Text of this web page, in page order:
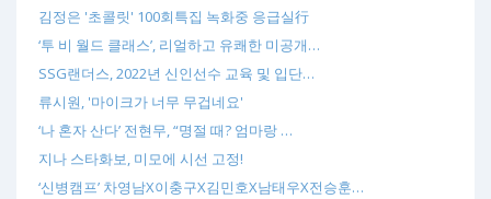
김정은 '초콜릿' 100회특집 녹화중 응급실行
‘투 비 월드 클래스’, 리얼하고 유쾌한 미공개…
SSG랜더스, 2022년 신인선수 교육 및 입단…
류시원, '마이크가 너무 무겁네요'
‘나 혼자 산다’ 전현무, “명절 때? 엄마랑 …
지나 스타화보, 미모에 시선 고정!
‘신병캠프’ 차영남X이충구X김민호X남태우X전승훈…